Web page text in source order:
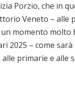
Porzio, che in
Veneto – alle
momento
2025 – come
primarie e alle